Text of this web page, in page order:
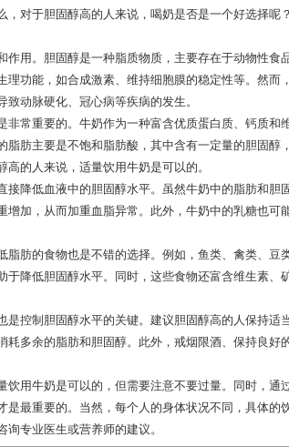
，对于胆固醇高的人来说，喝奶是否是一个好选择呢
用。胆固醇是一种脂质物质，主要存在于动物性食
功能，如合成激素、维持细胞膜的稳定性等。然而
动脉硬化、冠心病等疾病的发生。
非常重要的。牛奶作为一种富含优质蛋白质、钙质和
脂肪主要是不饱和脂肪酸，其中含有一定量的胆固醇
的人来说，适量饮用牛奶是可以的。
降低血液中的胆固醇水平。虽然牛奶中的脂肪和胆
增加，从而加重血脂异常。此外，牛奶中的乳糖也可
脂肪的食物也是不错的选择。例如，鱼类、禽类、豆
于降低胆固醇水平。同时，这些食物还富含维生素、
是控制胆固醇水平的关键。建议胆固醇高的人保持适
耗多余的脂肪和胆固醇。此外，戒烟限酒、保持良好
饮用牛奶是可以的，但需要注意不要过量。同时，通
是最重要的。当然，每个人的身体状况不同，具体的
专业医生或营养师的建议。